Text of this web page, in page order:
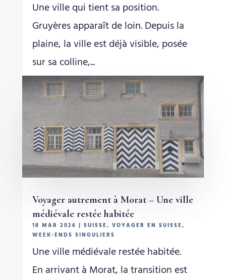
Une ville qui tient sa position.
Gruyères apparaît de loin. Depuis la
plaine, la ville est déjà visible, posée
sur sa colline,...
Voyager autrement à Morat – Une ville
médiévale restée habitée
18 MAR 2026 | SUISSE, VOYAGER EN SUISSE,
WEEK-ENDS SINGULIERS
Une ville médiévale restée habitée.
En arrivant à Morat, la transition est